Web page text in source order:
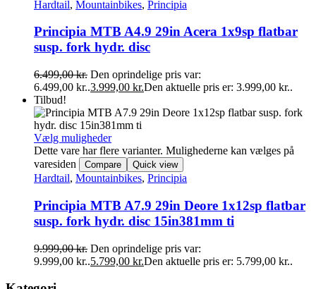
Hardtail, Mountainbikes, Principia
Principia MTB A4.9 29in Acera 1x9sp flatbar
susp. fork hydr. disc
6.499,00kr. Den oprindelige pris var:
6.499,00 kr..3.999,00 kr.Den aktuelle pris er: 3.999,00 kr..
Tilbud!
Vælg muligheder
Dette vare har flere varianter. Mulighederne kan vælges på
varesiden
Compare Quick view
Hardtail, Mountainbikes, Principia
Principia MTB A7.9 29in Deore 1x12sp flatbar
susp. fork hydr. disc 15in381mm ti
9.999,00kr. Den oprindelige pris var:
9.999,00 kr..5.799,00 kr.Den aktuelle pris er: 5.799,00 kr..